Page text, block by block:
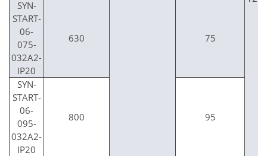
SYN-
START-
06-
075-
032A2-
IP20
630 75
SYN-
START-
06-
095-
032A2-
IP20
800 95